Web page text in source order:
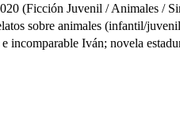
(Ficción Juvenil / Animales /
sobre animales (infantil/
incomparable Iván; novela